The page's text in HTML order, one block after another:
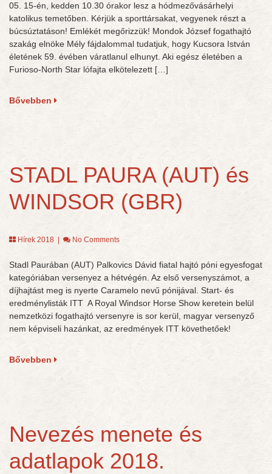
05. 15-én, kedden 10.30 órakor lesz a hódmezővásárhelyi
katolikus temetőben. Kérjük a sporttársakat, vegyenek részt a
búcsúztatáson! Emlékét megőrizzük! Mondok József fogathajtó
szakág elnöke Mély fájdalommal tudatjuk, hogy Kucsora István
életének 59. évében váratlanul elhunyt. Aki egész életében a
Furioso-North Star lófajta elkötelezett […]
Bővebben
STADL PAURA (AUT) és
WINDSOR (GBR)
Hírek 2018 No Comments
Stadl Paurában (AUT) Palkovics Dávid fiatal hajtó póni egyesfogat
kategóriában versenyez a hétvégén. Az első versenyszámot, a
díjhajtást meg is nyerte Caramelo nevű pónijával. Start- és
eredménylisták ITT A Royal Windsor Horse Show keretein belül
nemzetközi fogathajtó versenyre is sor kerül, magyar versenyző
nem képviseli hazánkat, az eredmények ITT követhetőek!
Bővebben
Nevezés menete és
adatlapok 2018.